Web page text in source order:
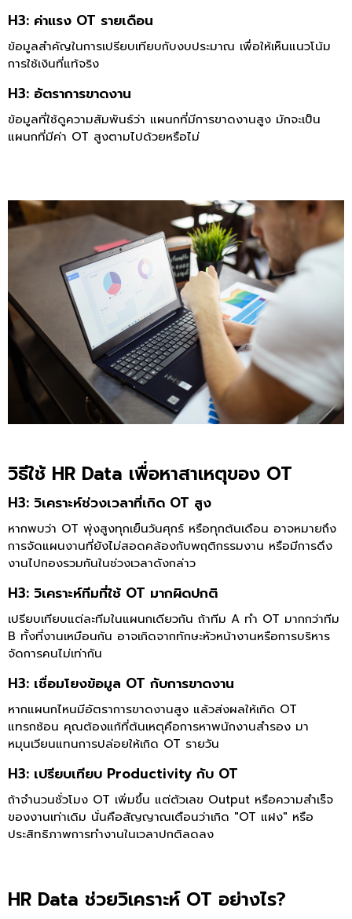
H3: ค่าแรง OT รายเดือน
ข้อมูลสำคัญในการเปรียบเทียบกับงบประมาณ เพื่อให้เห็นแนวโน้ม
การใช้เงินที่แท้จริง
H3: อัตราการขาดงาน
ข้อมูลที่ใช้ดูความสัมพันธ์ว่า แผนกที่มีการขาดงานสูง มักจะเป็น
แผนกที่มีค่า OT สูงตามไปด้วยหรือไม่
วิธีใช้ HR Data เพื่อหาสาเหตุของ OT
H3: วิเคราะห์ช่วงเวลาที่เกิด OT สูง
หากพบว่า OT พุ่งสูงทุกเย็นวันศุกร์ หรือทุกต้นเดือน อาจหมายถึง
การจัดแผนงานที่ยังไม่สอดคล้องกับพฤติกรรมงาน หรือมีการดึง
งานไปกองรวมกันในช่วงเวลาดังกล่าว
H3: วิเคราะห์ทีมที่ใช้ OT มากผิดปกติ
เปรียบเทียบแต่ละทีมในแผนกเดียวกัน ถ้าทีม A ทำ OT มากกว่าทีม
B ทั้งที่งานเหมือนกัน อาจเกิดจากทักษะหัวหน้างานหรือการบริหาร
จัดการคนไม่เท่ากัน
H3: เชื่อมโยงข้อมูล OT กับการขาดงาน
หากแผนกไหนมีอัตราการขาดงานสูง แล้วส่งผลให้เกิด OT
แทรกซ้อน คุณต้องแก้ที่ต้นเหตุคือการหาพนักงานสำรอง มา
หมุนเวียนแทนการปล่อยให้เกิด OT รายวัน
H3: เปรียบเทียบ Productivity กับ OT
ถ้าจำนวนชั่วโมง OT เพิ่มขึ้น แต่ตัวเลข Output หรือความสำเร็จ
ของงานเท่าเดิม นั่นคือสัญญาณเตือนว่าเกิด "OT แฝง" หรือ
ประสิทธิภาพการทำงานในเวลาปกติลดลง
HR Data ช่วยวิเคราะห์ OT อย่างไร?